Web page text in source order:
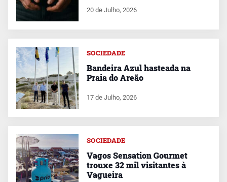
20 de Julho, 2026
SOCIEDADE
Bandeira Azul hasteada na
Praia do Areão
17 de Julho, 2026
SOCIEDADE
Vagos Sensation Gourmet
trouxe 32 mil visitantes à
Vagueira